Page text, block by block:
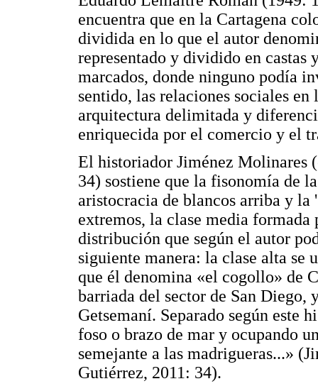
encuentra que en la Cartagena
dividida en lo que el autor
representado y dividido en castas
marcados, donde ninguno podía
sentido, las relaciones sociales
arquitectura delimitada y
enriquecida por el comercio y el
El historiador Jiménez Molinares
34) sostiene que la fisonomía de
aristocracia de blancos arriba y la
extremos, la clase media
distribución que según el autor
siguiente manera: la clase alta se
que él denomina «el cogollo» de
barriada del sector de San Diego,
Getsemaní. Separado según este
foso o brazo de mar y ocupando
semejante a las madrigueras...»
Gutiérrez, 2011: 34).